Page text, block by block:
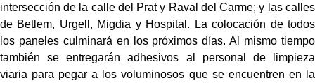
intersección de la calle del Prat y Raval del Carme; y las calles
de Betlem, Urgell, Migdia y Hospital. La colocación de todos
los paneles culminará en los próximos días. Al mismo tiempo
también se entregarán adhesivos al personal de limpieza
viaria para pegar a los voluminosos que se encuentren en la